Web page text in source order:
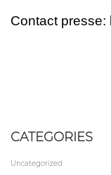
Contact presse:
CATEGORIES
Uncategorized